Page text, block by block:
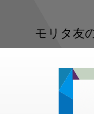
モリタ友
ただくと、デンタル